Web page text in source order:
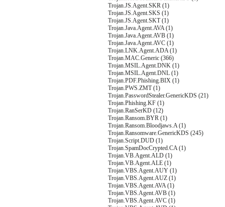
Trojan.JS.Agent.SKR (1)
Trojan.JS.Agent.SKS (1)
Trojan.JS.Agent.SKT (1)
Trojan.Java.Agent.AVA (1)
Trojan.Java.Agent.AVB (1)
Trojan.Java.Agent.AVC (1)
Trojan.LNK.Agent.ADA (1)
Trojan.MAC.Generic (366)
Trojan.MSIL.Agent.DNK (1)
Trojan.MSIL.Agent.DNL (1)
Trojan.PDF.Phishing.BIX (1)
Trojan.PWS.ZMT (1)
Trojan.PasswordStealer.GenericKDS (21)
Trojan.Phishing.KF (1)
Trojan.RanSerKD (12)
Trojan.Ransom.BYR (1)
Trojan.Ransom.Bloodjaws.A (1)
Trojan.Ransomware.GenericKDS (245)
Trojan.Script.DUD (1)
Trojan.SpamDocCrypted.CA (1)
Trojan.VB.Agent.ALD (1)
Trojan.VB.Agent.ALE (1)
Trojan.VBS.Agent.AUY (1)
Trojan.VBS.Agent.AUZ (1)
Trojan.VBS.Agent.AVA (1)
Trojan.VBS.Agent.AVB (1)
Trojan.VBS.Agent.AVC (1)